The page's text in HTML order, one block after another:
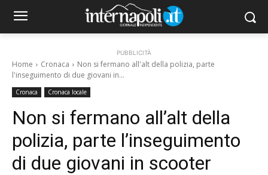
PUBBLICITÀ
Home Cronaca
Non si fermano all'alt della polizia, parte
l'inseguimento di due giovani in...
Cronaca Cronaca locale
Non si fermano all’alt della
polizia, parte l’inseguimento
di due giovani in scooter